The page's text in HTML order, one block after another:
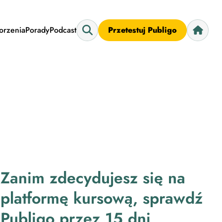
PoradyPodcast Przetestuj Publigo
Zanim zdecydujesz się na
platformę kursową, sprawdź